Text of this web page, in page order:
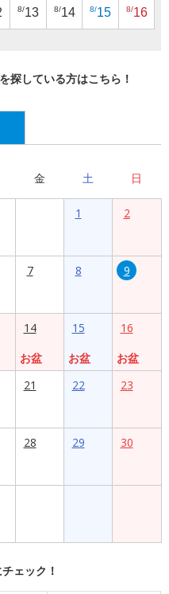
8/13 8/14 8/15 8/16
探している方はこちら！
金 土 日
1 2
7 8 9
14
お盆
15
お盆
16
お盆
21 22 23
28 29 30
ェック！